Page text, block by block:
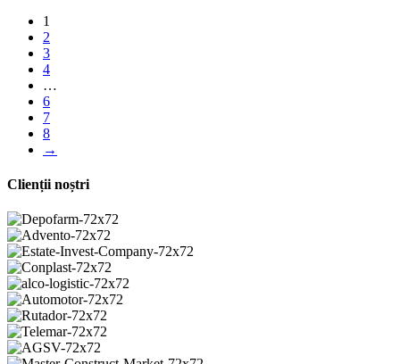
1
2
3
4
…
6
7
8
→
Clienții noștri